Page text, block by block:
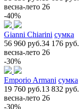
весна-лето 26
-40%
Gianni Chiarini сумка
56 960 руб.34 176 руб.
весна-лето 26
-30%
Emporio Armani сумка
19 760 руб.13 832 руб.
весна-лето 26
-30%